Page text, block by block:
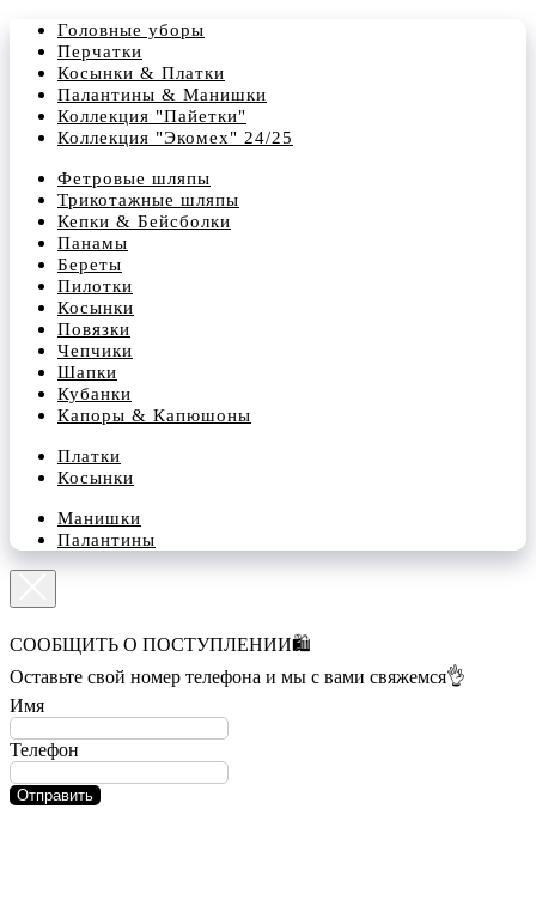
Головные уборы
Перчатки
Косынки & Платки
Палантины & Манишки
Коллекция "Пайетки"
Коллекция "Экомех" 24/25
Фетровые шляпы
Трикотажные шляпы
Кепки & Бейсболки
Панамы
Береты
Пилотки
Косынки
Повязки
Чепчики
Шапки
Кубанки
Капоры & Капюшоны
Платки
Косынки
Манишки
Палантины
СООБЩИТЬ О ПОСТУПЛЕНИИ🛍️
Оставьте свой номер телефона и мы с вами свяжемся👌
Имя
Телефон
Отправить